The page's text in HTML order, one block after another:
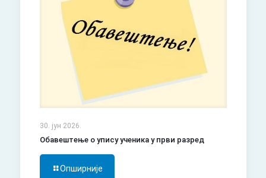
30. јун 2026.
Обавештење о упису ученика у први разред
Опширније